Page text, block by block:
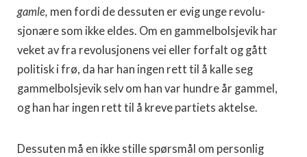
gamle, men fordi de dessuten er evig unge revolu­
sjonære som ikke eldes. Om en gammelbolsjevik har
veket av fra revolusjonens vei eller forfalt og gått
politisk i frø, da har han ingen rett til å kalle seg
gammelbolsjevik selv om han var hundre år gam­mel,
og han har ingen rett til å kreve partiets aktelse.
Dessuten må en ikke stille spørsmål om personlig